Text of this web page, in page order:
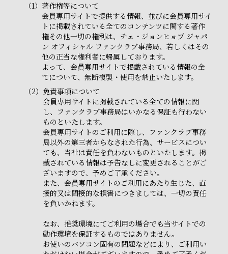
（1） 著作権等について
会員専用サイトで提供する情報、並びに会員専用サイ
トに掲載されている全てのコンテンツに関する著作
権その他一切の権利は、チェ・ジョンヒョプ ジャパ
ン オフィシャル ファンクラブ事務局、若しくはその
他の正当な権利者に帰属しております。
よって、会員専用サイトで掲載されている情報の全
てについて、無断複製・使用を禁止いたします。
（2） 免責事項について
会員専用サイトに掲載されている全ての情報に関
し、ファンクラブ事務局はいかなる保証も行わない
ものといたします。
会員専用サイトのご利用に際し、ファンクラブ事務
局以外の第三者からなされた行為、サービスについ
ても、当社は責任を負わないものといたします。掲
載されている情報は予告なしに変更されることがご
ざいますので、予めご了承ください。
また、会員専用サイトのご利用にあたり生じた、直
接的又は間接的な損害につきましては、一切の責任
を負いかねます。
なお、推奨環境にてご利用の場合でも当サイトでの
動作環境を保証するものではありません。
お使いのパソコン固有の問題などにより、ご利用い